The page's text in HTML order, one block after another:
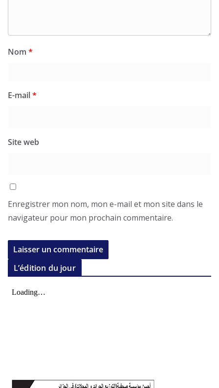
Nom *
E-mail*
Site web
Enregistrer mon nom, mon e-mail et mon site dans le
navigateur pour mon prochain commentaire.
L’édition du jour